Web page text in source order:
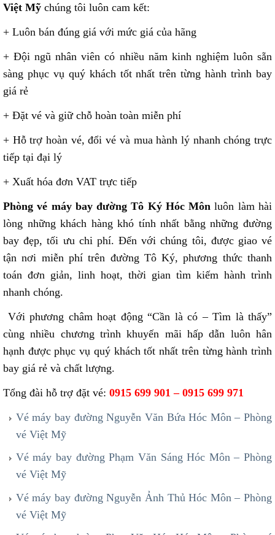
Việt Mỹ chúng tôi luôn cam kết:
+ Luôn bán đúng giá với mức giá của hãng
+ Đội ngũ nhân viên có nhiều năm kinh nghiệm luôn sẵn
sàng phục vụ quý khách tốt nhất trên từng hành trình bay
giá rẻ
+ Đặt vé và giữ chỗ hoàn toàn miễn phí
+ Hỗ trợ hoàn vé, đổi vé và mua hành lý nhanh chóng trực
tiếp tại đại lý
+ Xuất hóa đơn VAT trực tiếp
Phòng vé máy bay đường Tô Ký Hóc Môn luôn làm hài
lòng những khách hàng khó tính nhất bằng những đường
bay đẹp, tối ưu chi phí. Đến với chúng tôi, được giao vé
tận nơi miễn phí trên đường Tô Ký, phương thức thanh
toán đơn giản, linh hoạt, thời gian tìm kiếm hành trình
nhanh chóng.
Với phương châm hoạt động “Cần là có – Tìm là thấy”
cùng nhiều chương trình khuyến mãi hấp dẫn luôn hân
hạnh được phục vụ quý khách tốt nhất trên từng hành trình
bay giá rẻ và chất lượng.
Tổng đài hỗ trợ đặt vé: 0915 699 901 – 0915 699 971
Vé máy bay đường Nguyễn Văn Bứa Hóc Môn – Phòng
vé Việt Mỹ
Vé máy bay đường Phạm Văn Sáng Hóc Môn – Phòng
vé Việt Mỹ
Vé máy bay đường Nguyễn Ảnh Thủ Hóc Môn – Phòng
vé Việt Mỹ